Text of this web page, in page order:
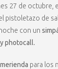
27 de octubre,
pistoletazo de
con un
photocall.
merienda para los